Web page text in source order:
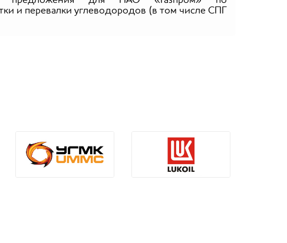
и перевалки углеводородов (в том числе СПГ